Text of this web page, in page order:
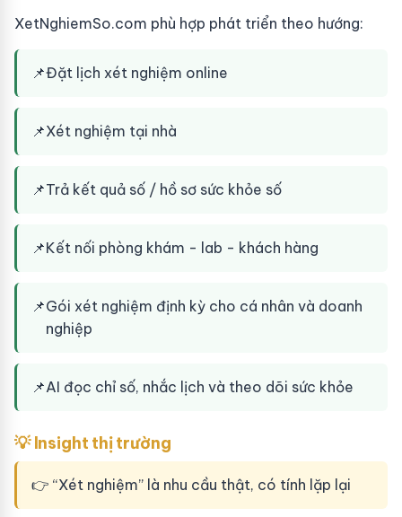
XetNghiemSo.com phù hợp phát triển theo hướng:
📌Đặt lịch xét nghiệm online
📌Xét nghiệm tại nhà
📌Trả kết quả số / hồ sơ sức khỏe số
📌Kết nối phòng khám - lab - khách hàng
📌Gói xét nghiệm định kỳ cho cá nhân và doanh
nghiệp
📌AI đọc chỉ số, nhắc lịch và theo dõi sức khỏe
💡 Insight thị trường
👉 “Xét nghiệm” là nhu cầu thật, có tính lặp lại